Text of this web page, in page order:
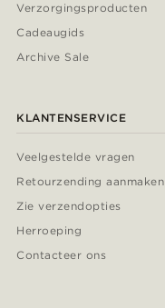
Verzorgingsproducten
Cadeaugids
Archive Sale
KLANTENSERVICE
Veelgestelde vragen
Retourzending aanmaken
Zie verzendopties
Herroeping
Contacteer ons